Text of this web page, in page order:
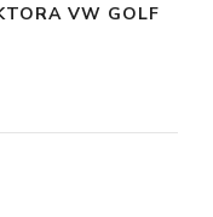
VW GOLF